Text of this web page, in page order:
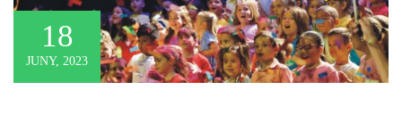
18
JUNY, 2023